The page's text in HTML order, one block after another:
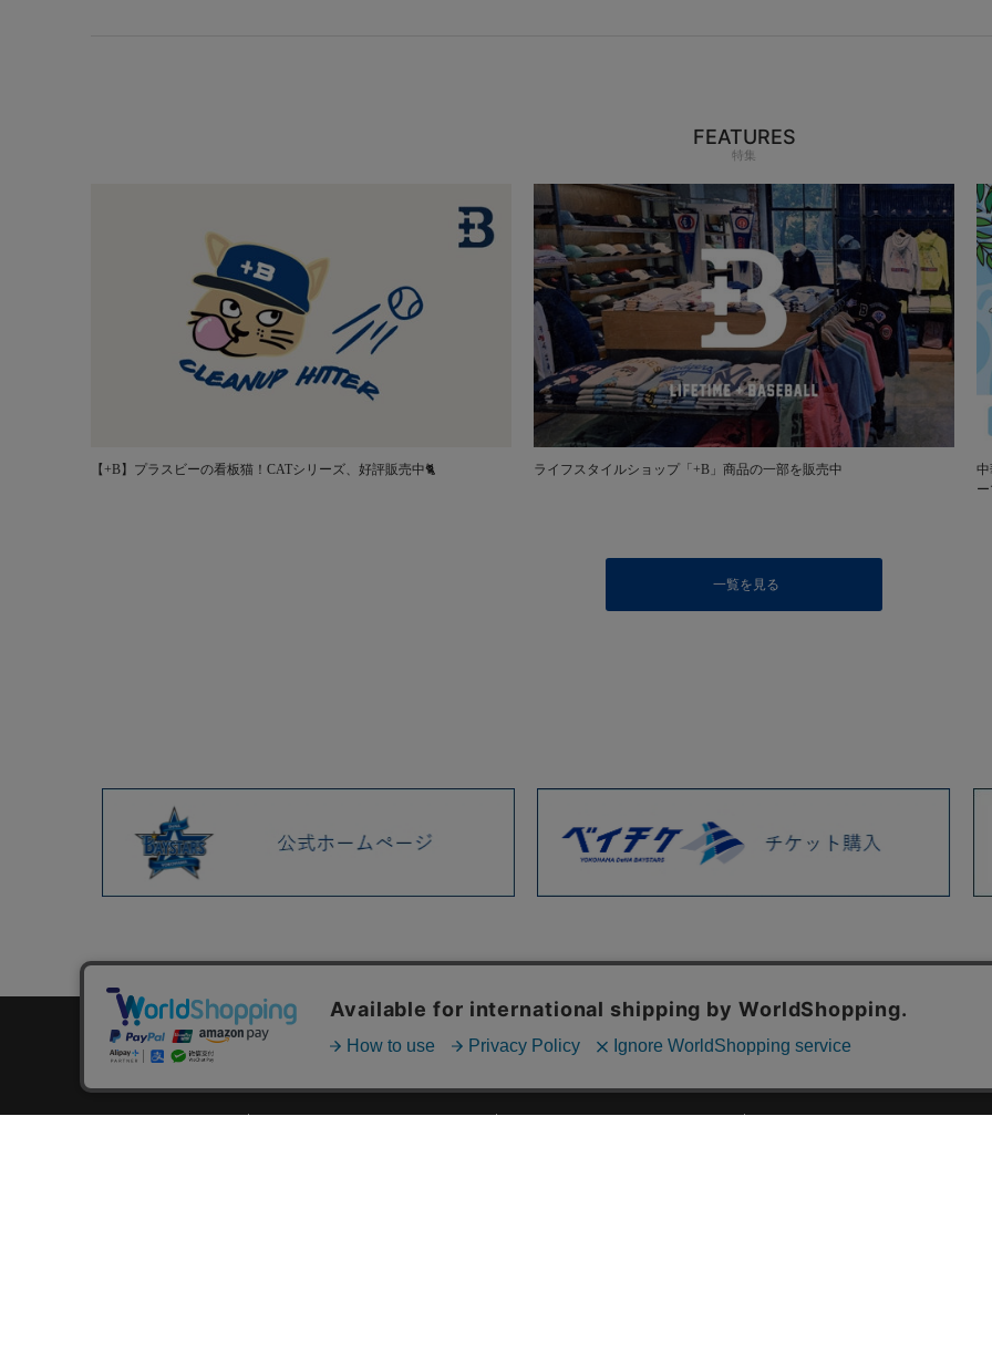
FEATURES
特集
【+B】プラスビーの看板猫！CATシリーズ、好評販売中🐈 ライフスタイルショップ「+B」商品の一部を販売中
一覧を見る